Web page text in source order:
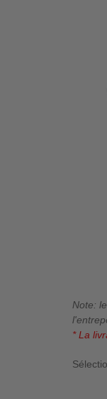
Note:
* La